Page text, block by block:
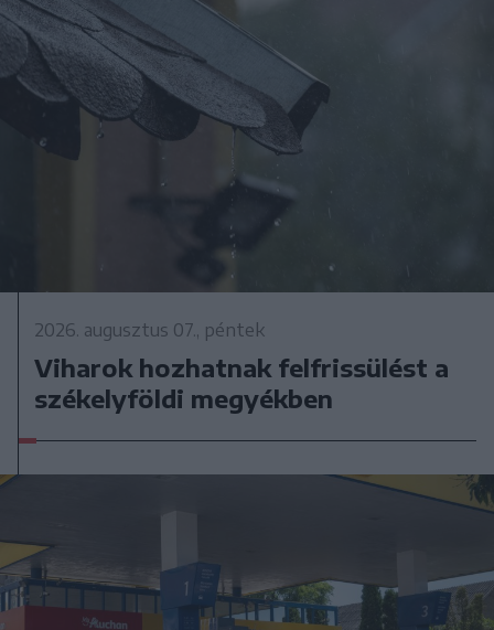
2026. augusztus 07., péntek
Viharok hozhatnak felfrissülést a
székelyföldi megyékben